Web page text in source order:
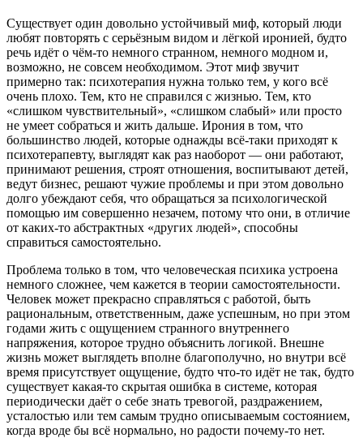
Существует один довольно устойчивый миф, который люди
любят повторять с серьёзным видом и лёгкой иронией, будто
речь идёт о чём-то немного странном, немного модном и,
возможно, не совсем необходимом. Этот миф звучит
примерно так: психотерапия нужна только тем, у кого всё
очень плохо. Тем, кто не справился с жизнью. Тем, кто
«слишком чувствительный», «слишком слабый» или просто
не умеет собраться и жить дальше. Ирония в том, что
большинство людей, которые однажды всё-таки приходят к
психотерапевту, выглядят как раз наоборот — они работают,
принимают решения, строят отношения, воспитывают детей,
ведут бизнес, решают чужие проблемы и при этом довольно
долго убеждают себя, что обращаться за психологической
помощью им совершенно незачем, потому что они, в отличие
от каких-то абстрактных «других людей», способны
справиться самостоятельно.
Проблема только в том, что человеческая психика устроена
немного сложнее, чем кажется в теории самостоятельности.
Человек может прекрасно справляться с работой, быть
рациональным, ответственным, даже успешным, но при этом
годами жить с ощущением странного внутреннего
напряжения, которое трудно объяснить логикой. Внешне
жизнь может выглядеть вполне благополучно, но внутри всё
время присутствует ощущение, будто что-то идёт не так, будто
существует какая-то скрытая ошибка в системе, которая
периодически даёт о себе знать тревогой, раздражением,
усталостью или тем самым трудно описываемым состоянием,
когда вроде бы всё нормально, но радости почему-то нет.